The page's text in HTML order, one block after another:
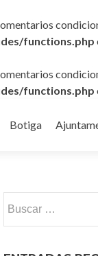
functions.php
functions.php
Botiga